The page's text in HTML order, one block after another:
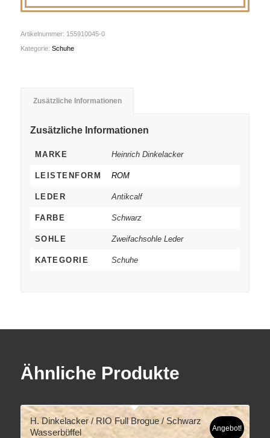
Artikelnummer: 155910045-0
Kategorie: Schuhe
Zusätzliche Informationen
Zusätzliche Informationen
MARKE Heinrich Dinkelacker
LEISTENFORM ROM
LEDER Antikcalf
FARBE Schwarz
SOHLE Zweifachsohle Leder
KATEGORIE Schuhe
Ähnliche Produkte
H. Dinkelacker / RIO Full Brogue / Schwarz
Wasserbüffel
Angebot!